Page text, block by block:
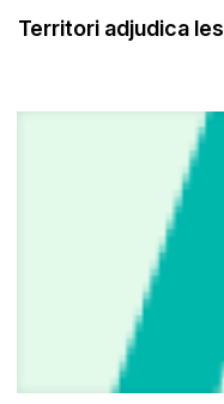
Territori adjudica